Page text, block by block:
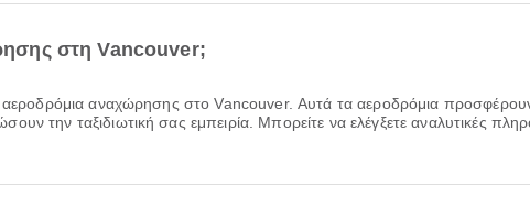
στη Vancouver;
αεροδρόμια αναχώρησης στο Vancouver. Αυτά τα αεροδρόμια
την ταξιδιωτική σας εμπειρία. Μπορείτε να ελέγξετε αναλυτικές